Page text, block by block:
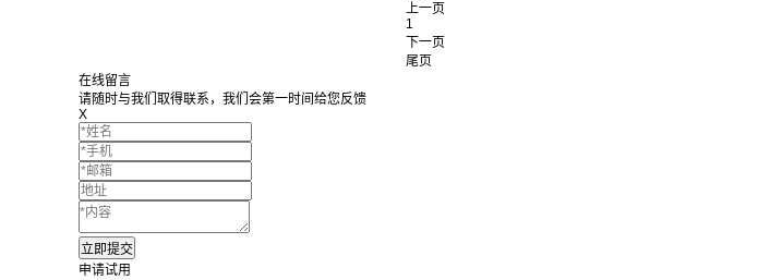
上一页
1
下一页
尾页
在线留言
请随时与我们取得联系，我们会第一时间给您反馈
X
申请试用